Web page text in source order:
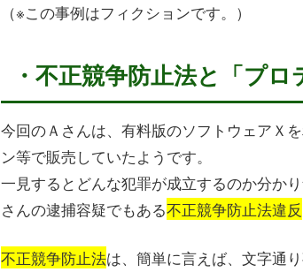
（※この事例はフィクションです。）
・不正競争防止法と「プロ
今回のＡさんは、有料版のソフトウェアＸ
ン等で販売していたようです。
一見するとどんな犯罪が成立するのか分か
さんの逮捕容疑でもある不正競争防止法違反
不正競争防止法は、簡単に言えば、文字通